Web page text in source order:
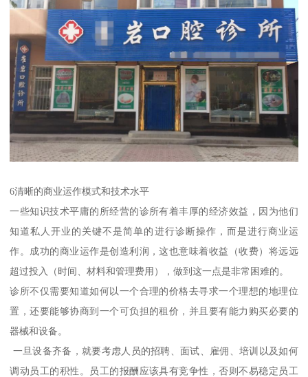
6清晰的商业运作模式和技术水平
一些知识技术平庸的所经营的诊所有着丰厚的经济效益，因为他们
知道私人开业的关键不是简单的进行诊断操作，而是进行商业运
作。成功的商业运作是创造利润，这也意味着收益（收费）将远远
超过投入（时间、材料和管理费用），做到这一点是非常困难的。
诊所不仅需要知道如何以一个合理的价格去寻求一个理想的地理位
置，还要能够协商到一个可负担的租价，并且要有能力购买必要的
器械和设备。
一旦设备齐备，就要考虑人员的招聘、面试、雇佣、培训以及如何
调动员工的积性。员工的报酬应该具有竞争性，否则不易稳定员工